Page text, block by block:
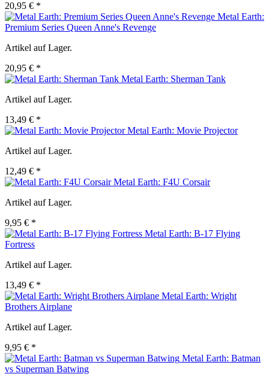
20,95 € *
Metal Earth:
Premium Series Queen Anne's Revenge
Artikel auf Lager.
20,95 € *
Metal Earth: Sherman Tank
Artikel auf Lager.
13,49 € *
Metal Earth: Movie Projector
Artikel auf Lager.
12,49 € *
Metal Earth: F4U Corsair
Artikel auf Lager.
9,95 € *
Metal Earth: B-17 Flying
Fortress
Artikel auf Lager.
13,49 € *
Metal Earth: Wright
Brothers Airplane
Artikel auf Lager.
9,95 € *
Metal Earth: Batman
vs Superman Batwing